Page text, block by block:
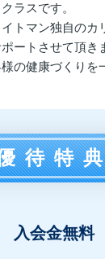
ラスです。
トマン独自の
ートさせて頂き
の健康づくりを
待特
入会金無料